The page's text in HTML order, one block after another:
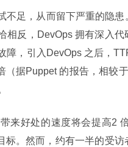
足，从而留下严重的隐
相反，DevOps 拥有深入
障，引入DevOps 之后，
据Puppet 的报告，相较
来好处的速度将会提高2
。然而，约有一半的受